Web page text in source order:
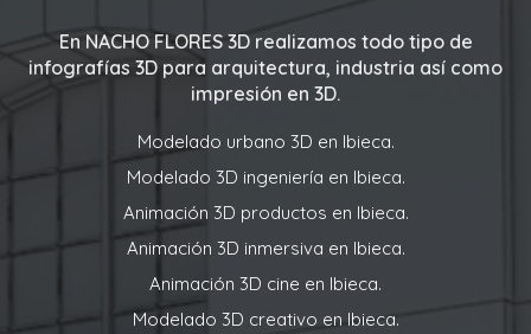
En NACHO FLORES 3Drealizamos todo tipo de
infografías 3D para arquitectura, industria así como
impresión en 3D.
Modelado urbano 3D en Ibieca.
Modelado 3D ingeniería en Ibieca.
Animación 3D productos en Ibieca.
Animación 3D inmersiva en Ibieca.
Animación 3D cine en Ibieca.
Modelado 3D creativo en Ibieca.